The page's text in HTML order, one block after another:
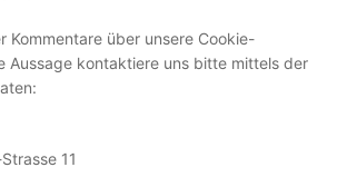
Kommentare über unsere Cookie-
Aussage kontaktiere uns bitte mittels der
11